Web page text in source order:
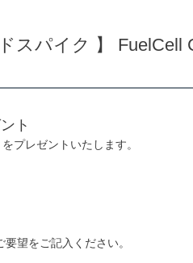
スパイク 】
ト
プレゼントいたします。
望をご記入ください。